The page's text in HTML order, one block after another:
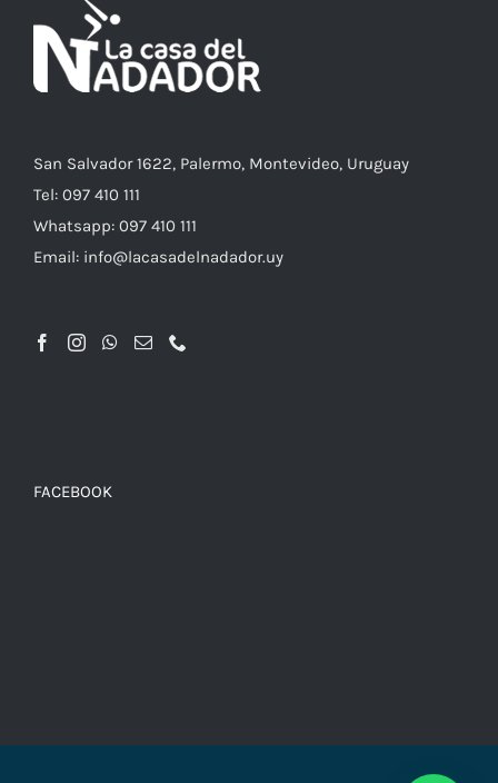
San Salvador 1622, Palermo, Montevideo, Uruguay
Tel: 097 410 111
Whatsapp: 097 410 111
Email: info@lacasadelnadador.uy
FACEBOOK